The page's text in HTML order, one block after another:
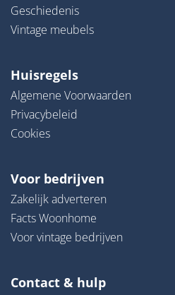
Geschiedenis
Vintage meubels
Huisregels
Algemene Voorwaarden
Privacybeleid
Cookies
Voor bedrijven
Zakelijk adverteren
Facts Woonhome
Voor vintage bedrijven
Contact & hulp